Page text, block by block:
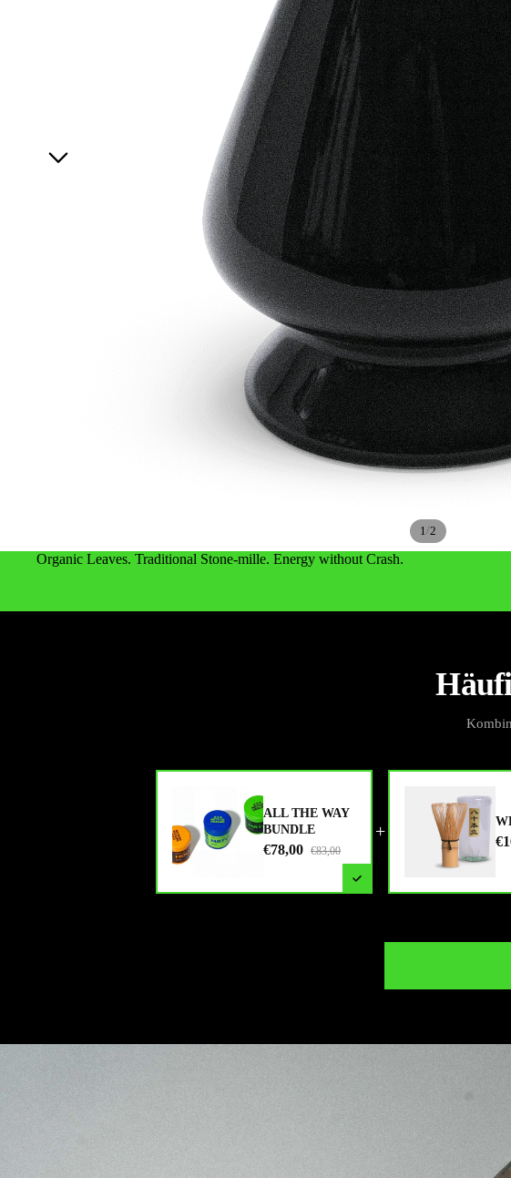
1 /2
Organic Leaves. Traditional Stone-mille. Energy without Crash.
ALL THE WAY
BUNDLE
€78,00 €83,00
+